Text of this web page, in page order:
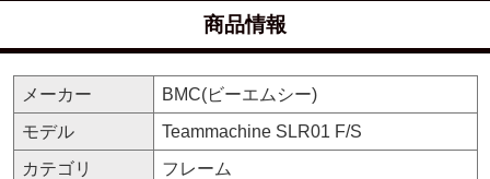
商品情報
メーカー
BMC(ビーエムシー)
モデル
Teammachine SLR01 F/S
カテゴリ
フレーム